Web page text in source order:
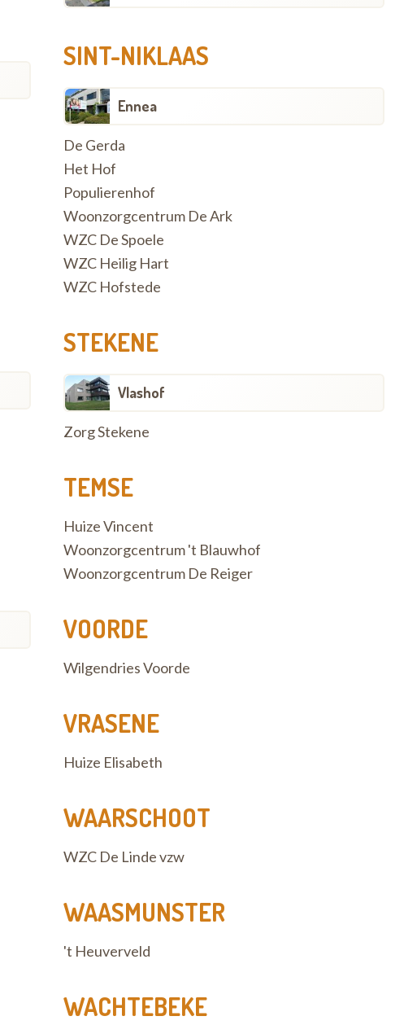
SINT-NIKLAAS
Ennea
De Gerda
Het Hof
Populierenhof
Woonzorgcentrum De Ark
WZC De Spoele
WZC Heilig Hart
WZC Hofstede
STEKENE
Vlashof
Zorg Stekene
TEMSE
Huize Vincent
Woonzorgcentrum 't Blauwhof
Woonzorgcentrum De Reiger
VOORDE
Wilgendries Voorde
VRASENE
Huize Elisabeth
WAARSCHOOT
WZC De Linde vzw
WAASMUNSTER
't Heuverveld
WACHTEBEKE